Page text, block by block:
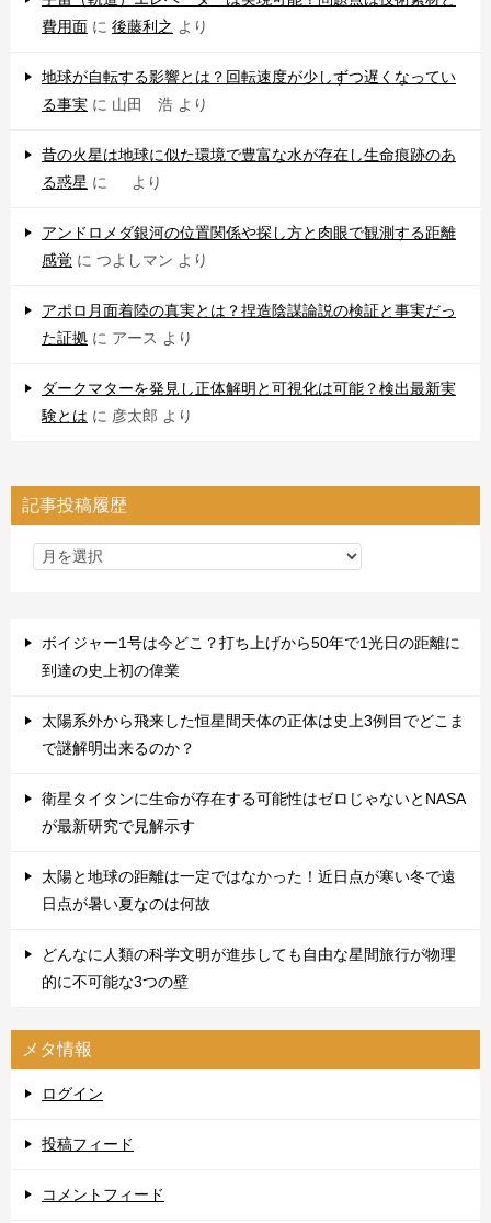
費用面 に 後藤利之 より
地球が自転する影響とは？回転速度が少しずつ遅くなってい
る事実 に 山田 浩 より
昔の火星は地球に似た環境で豊富な水が存在し生命痕跡のあ
る惑星 に より
アンドロメダ銀河の位置関係や探し方と肉眼で観測する距離
感覚 に つよしマン より
アポロ月面着陸の真実とは？捏造陰謀論説の検証と事実だっ
た証拠 に アース より
ダークマターを発見し正体解明と可視化は可能？検出最新実
験とは に 彦太郎 より
記事投稿履歴
ボイジャー1号は今どこ？打ち上げから50年で1光日の距離に
到達の史上初の偉業
太陽系外から飛来した恒星間天体の正体は史上3例目でどこま
で謎解明出来るのか？
衛星タイタンに生命が存在する可能性はゼロじゃないとNASA
が最新研究で見解示す
太陽と地球の距離は一定ではなかった！近日点が寒い冬で遠
日点が暑い夏なのは何故
どんなに人類の科学文明が進歩しても自由な星間旅行が物理
的に不可能な3つの壁
メタ情報
ログイン
投稿フィード
コメントフィード